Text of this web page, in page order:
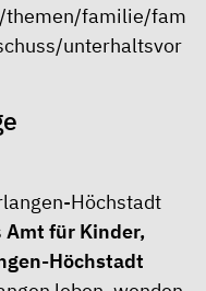
familie/fam
unterhaltsvor
Höchstadt
Amt für Kinder,
Höchstadt